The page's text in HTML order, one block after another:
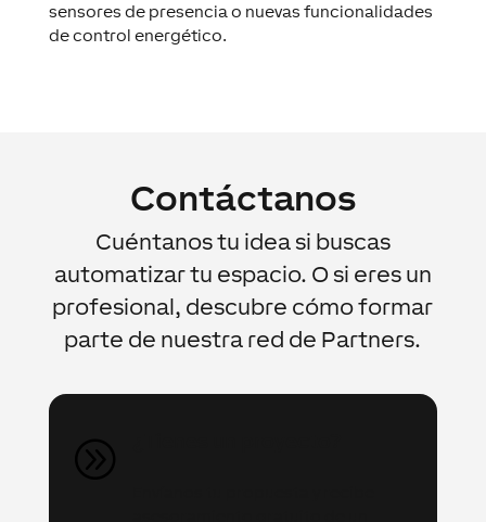
sensores de presencia o nuevas funcionalidades
de control energético.
Contáctanos
Cuéntanos tu idea si buscas
automatizar tu espacio. O si eres un
profesional, descubre cómo formar
parte de nuestra red de Partners.